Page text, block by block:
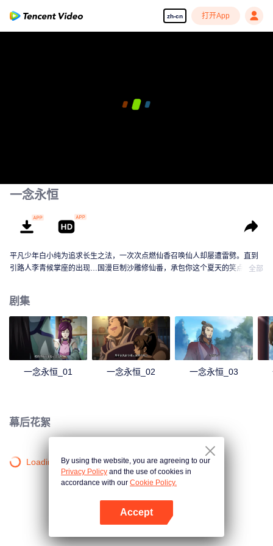
zh-cn 打开App
一念永恒
平凡少年白小纯为追求长生之法，一次次点燃仙香召唤仙人却屡遭雷劈。直到
引路人李青候掌座的出现…国漫巨制沙雕修仙番，承包你这个夏天的笑点！全部
剧集
一念永恒_01 一念永恒_02 一念永恒_03
幕后花絮
Loading…By using the website, you are agreeing to our
Privacy Policy and the use of cookies in
accordance with our Cookie Policy.
Accept